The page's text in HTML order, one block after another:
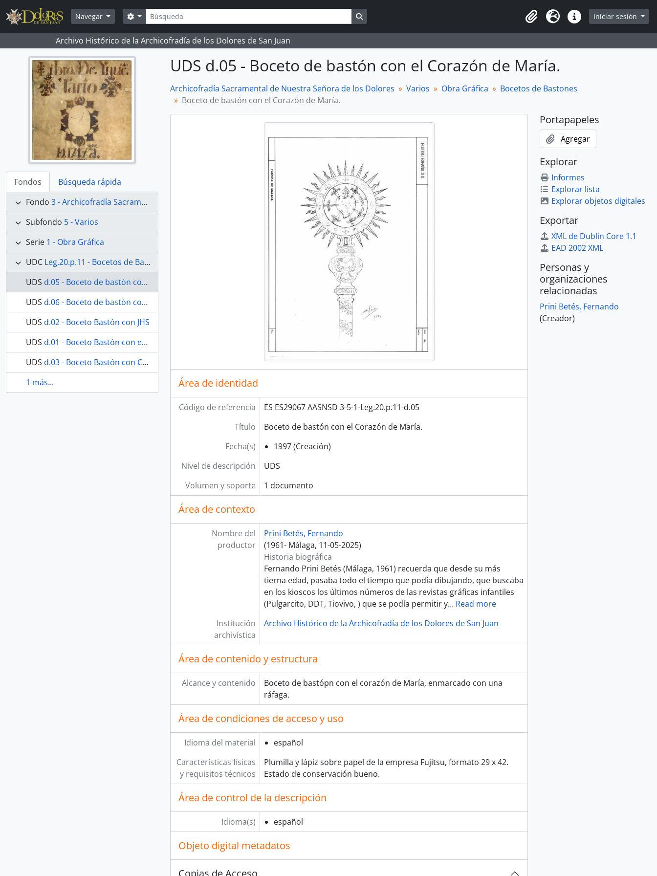
Skip to main content
Navegar
Búsqueda
Search options Search in browse page
Portapapeles
Idioma Enlaces rápidos
Iniciar sesión
Archivo Histórico de la Archicofradía de los Dolores de San Juan
Fondos
Búsqueda rápida
Fondo 3 - Archicofradía Sacramental de Nuestra Señora de los Dolores
Subfondo 5 - Varios
Serie 1 - Obra Gráfica
UDC Leg.20.p.11 - Bocetos de Bastones
UDS d.05 - Boceto de bastón con el Corazón de María.
UDS d.06 - Boceto de bastón con Corazón de María
UDS d.02 - Boceto Bastón con JHS
UDS d.01 - Boceto Bastón con escudo de la Archicofradía
UDS d.03 - Boceto Bastón con Corazón de María
1 más...
UDS d.05 - Boceto de bastón con el Corazón de María.
Archicofradía Sacramental de Nuestra Señora de los Dolores Varios Obra Gráfica
Bocetos de Bastones
Boceto de bastón con el Corazón de María.
Área de identidad
Código de referencia
ES ES29067 AASNSD 3-5-1-Leg.20.p.11-d.05
Título
Boceto de bastón con el Corazón de María.
Fecha(s)
1997 (Creación)
Nivel de descripción
UDS
Volumen y soporte
1 documento
Área de contexto
Nombre del
productor
Prini Betés, Fernando
(1961- Málaga, 11-05-2025)
Historia biográfica
Fernando Prini Betés (Málaga, 1961) recuerda que desde su más
tierna edad, pasaba todo el tiempo que podía dibujando, que buscaba
en los kioscos los últimos números de las revistas gráficas infantiles
(Pulgarcito, DDT, Tiovivo, ) que se podía permitir y… Read more
Institución
archivística
Archivo Histórico de la Archicofradía de los Dolores de San Juan
Área de contenido y estructura
Alcance y contenido
Boceto de bastópn con el corazón de María, enmarcado con una
ráfaga.
Área de condiciones de acceso y uso
Idioma del material
español
Características físicas
y requisitos técnicos
Plumilla y lápiz sobre papel de la empresa Fujitsu, formato 29 x 42.
Estado de conservación bueno.
Área de control de la descripción
Idioma(s) español
Objeto digital metadatos
Copias de Acceso
Portapapeles
Agregar
Explorar
Informes
Explorar lista
Explorar objetos digitales
Exportar
XML de Dublin Core 1.1
EAD 2002 XML
Personas y
organizaciones
relacionadas
Prini Betés, Fernando
(Creador)